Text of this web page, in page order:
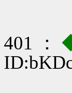
401 ：